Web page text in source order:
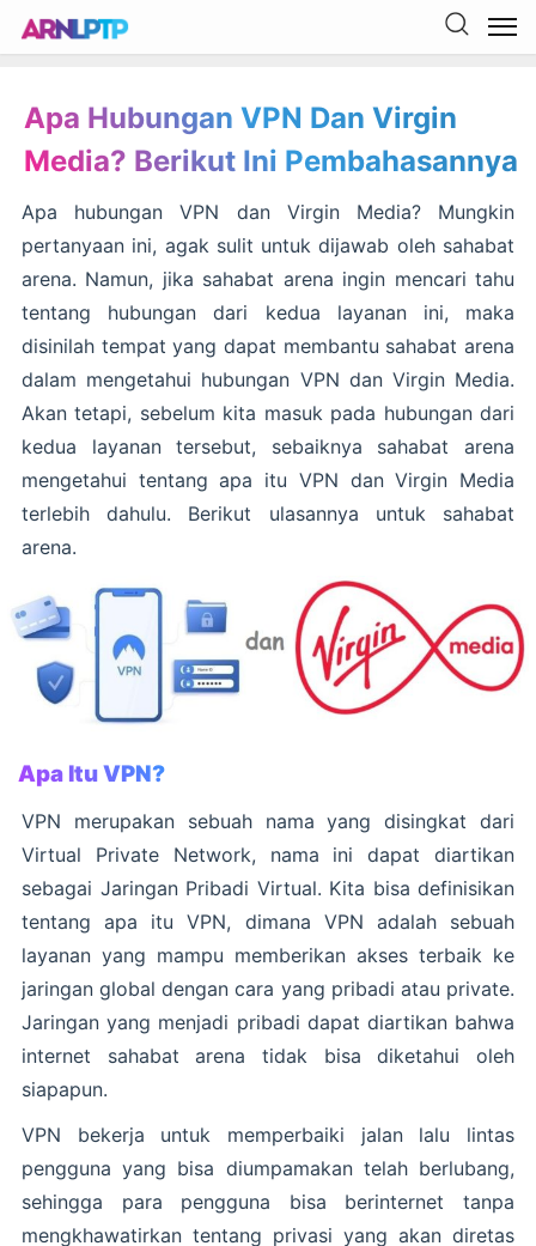
Apa Hubungan VPN Dan Virgin
Media? Berikut Ini Pembahasannya
Apa hubungan VPN dan Virgin Media? Mungkin
pertanyaan ini, agak sulit untuk dijawab oleh sahabat
arena. Namun, jika sahabat arena ingin mencari tahu
tentang hubungan dari kedua layanan ini, maka
disinilah tempat yang dapat membantu sahabat arena
dalam mengetahui hubungan VPN dan Virgin Media.
Akan tetapi, sebelum kita masuk pada hubungan dari
kedua layanan tersebut, sebaiknya sahabat arena
mengetahui tentang apa itu VPN dan Virgin Media
terlebih dahulu. Berikut ulasannya untuk sahabat
arena.
Apa Itu VPN?
VPN merupakan sebuah nama yang disingkat dari
Virtual Private Network, nama ini dapat diartikan
sebagai Jaringan Pribadi Virtual. Kita bisa definisikan
tentang apa itu VPN, dimana VPN adalah sebuah
layanan yang mampu memberikan akses terbaik ke
jaringan global dengan cara yang pribadi atau private.
Jaringan yang menjadi pribadi dapat diartikan bahwa
internet sahabat arena tidak bisa diketahui oleh
siapapun.
VPN bekerja untuk memperbaiki jalan lalu lintas
pengguna yang bisa diumpamakan telah berlubang,
sehingga para pengguna bisa berinternet tanpa
mengkhawatirkan tentang privasi yang akan diretas